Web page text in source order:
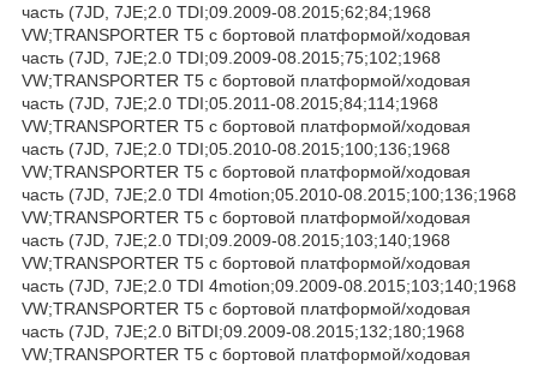
часть (7JD, 7JE;2.0 TDI;09.2009-08.2015;62;84;1968
VW;TRANSPORTER T5 c бортовой платформой/ходовая
часть (7JD, 7JE;2.0 TDI;09.2009-08.2015;75;102;1968
VW;TRANSPORTER T5 c бортовой платформой/ходовая
часть (7JD, 7JE;2.0 TDI;05.2011-08.2015;84;114;1968
VW;TRANSPORTER T5 c бортовой платформой/ходовая
часть (7JD, 7JE;2.0 TDI;05.2010-08.2015;100;136;1968
VW;TRANSPORTER T5 c бортовой платформой/ходовая
часть (7JD, 7JE;2.0 TDI 4motion;05.2010-08.2015;100;136;1968
VW;TRANSPORTER T5 c бортовой платформой/ходовая
часть (7JD, 7JE;2.0 TDI;09.2009-08.2015;103;140;1968
VW;TRANSPORTER T5 c бортовой платформой/ходовая
часть (7JD, 7JE;2.0 TDI 4motion;09.2009-08.2015;103;140;1968
VW;TRANSPORTER T5 c бортовой платформой/ходовая
часть (7JD, 7JE;2.0 BiTDI;09.2009-08.2015;132;180;1968
VW;TRANSPORTER T5 c бортовой платформой/ходовая